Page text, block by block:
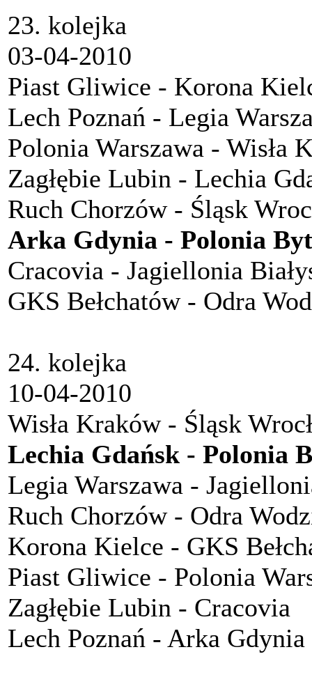
23. kolejka
03-04-2010
Piast Gliwice - Korona
Lech Poznań - Legia
Polonia Warszawa - Wisła
Zagłębie Lubin - Lechia
Ruch Chorzów - Śląsk
Arka Gdynia - Polonia
Cracovia - Jagiellonia
GKS Bełchatów - Odra
24. kolejka
10-04-2010
Wisła Kraków - Śląsk
Lechia Gdańsk - Polonia
Legia Warszawa -
Ruch Chorzów - Odra
Korona Kielce - GKS
Piast Gliwice - Polonia
Zagłębie Lubin - Cracovia
Lech Poznań - Arka Gdynia